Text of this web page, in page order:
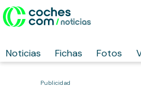
Noticias Fichas Fotos
Publicidad